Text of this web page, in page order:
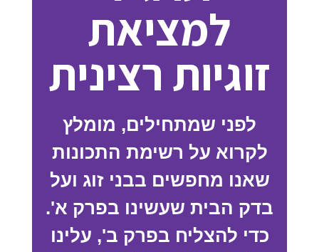
למציאת
זוגיות רצינית
לפני שמתחילים, מומלץ
לקרוא על רשימת התכונות
שאנו מחפשים בבני זוג ועל
בדק הבית שעשינו בפרק א'.
כדי להצליח בפרק ב', עלינו